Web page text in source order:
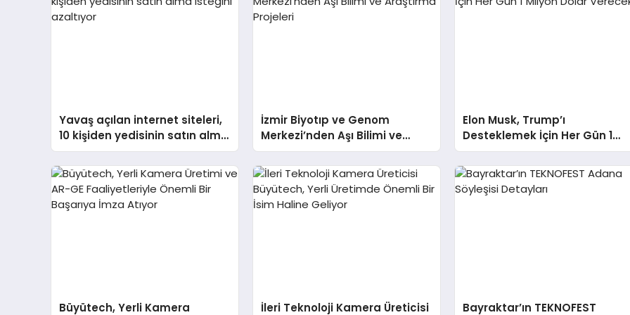
Yavaş açılan internet siteleri,
10 kişiden yedisinin satın alma
isteğini azaltıyor
İzmir Biyotıp ve Genom
Merkezi’nden Aşı Bilimi ve
Araştırma Projeleri
Elon Musk, Trump’ı
Desteklemek İçin Her Gün 1
Milyon Dolar Verecek
Büyütech, Yerli Kamera İleri Teknoloji Kamera Üreticisi Bayraktar’ın TEKNOFEST